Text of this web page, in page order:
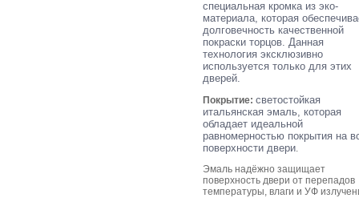
специальная кромка из эко-
материала, которая
долговечность качественной
покраски торцов. Данная
технология эксклюзивно
используется только для этих
дверей.
Покрытие: светостойкая
итальянская эмаль, которая
обладает идеальной
равномерностью покрытия на
поверхности двери.
Эмаль надёжно защищает
поверхность двери от перепадов
температуры, влаги и УФ